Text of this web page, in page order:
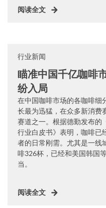
阅读全文
行业新闻
瞄准中国千亿咖啡
纷入局
在中国咖啡市场的各咖啡细
长最为迅猛，在众多新消费
赛道之一。根据德勤发布的
行业白皮书》表明，咖啡已
者的日常刚需。尤其是一线
啡326杯，已经和美国韩国
当。
阅读全文